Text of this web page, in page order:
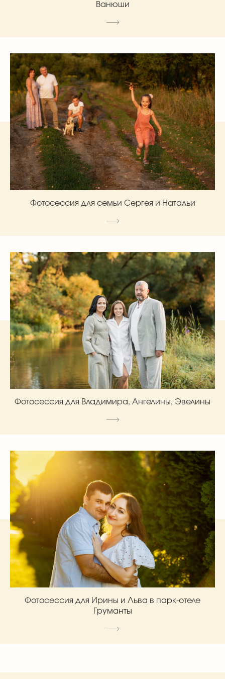
Ванюши
Фотосессия для семьи Сергея и Натальи
Фотосессия для Владимира, Ангелины, Эвелины
Фотосессия для Ирины и Льва в парк-отеле
Груманты